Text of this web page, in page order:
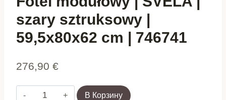
szary sztruksowy |
59,5x80x62 cm | 746741
276,90 €
Количество
В Корзину